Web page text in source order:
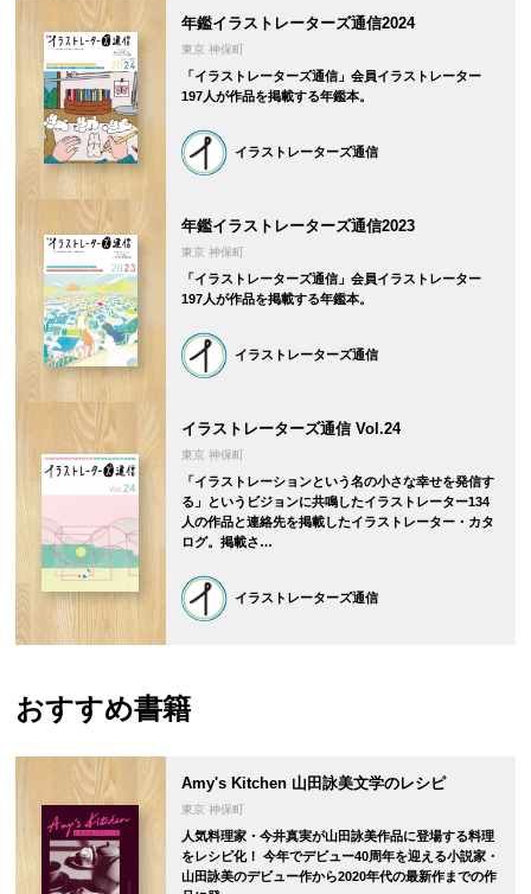
年鑑イラストレーターズ通信2024
東京 神保町
「イラストレーターズ通信」会員イラストレーター
197人が作品を掲載する年鑑本。
イラストレーターズ通信
年鑑イラストレーターズ通信2023
東京 神保町
「イラストレーターズ通信」会員イラストレーター
197人が作品を掲載する年鑑本。
イラストレーターズ通信
イラストレーターズ通信 Vol.24
東京 神保町
「イラストレーションという名の小さな幸せを発信す
る」というビジョンに共鳴したイラストレーター134
人の作品と連絡先を掲載したイラストレーター・カタ
ログ。掲載さ…
イラストレーターズ通信
おすすめ書籍
Amy's Kitchen 山田詠美文学のレシピ
東京 神保町
人気料理家・今井真実が山田詠美作品に登場する料理
をレシピ化！ 今年でデビュー40周年を迎える小説家・
山田詠美のデビュー作から2020年代の最新作までの作